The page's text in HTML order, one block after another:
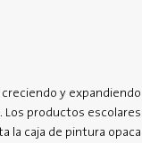
y expandiendo
productos escolares
la caja de pintura opaca